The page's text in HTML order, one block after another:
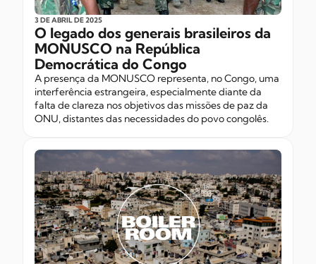
3 DE ABRILDE 2025
O legado dos generais brasileiros da
MONUSCO na República
Democrática do Congo
A presença da MONUSCO representa, no Congo, uma
interferência estrangeira, especialmente diante da
falta de clareza nos objetivos das missões de paz da
ONU, distantes das necessidades do povo congolês.